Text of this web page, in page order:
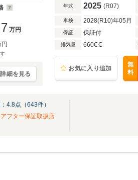
プアシスト 盗難防止装置
万円
円
詳細を見る
年式 2025 (R07)
車検 2028(R10)年05月
保証 保証付
排気量 660CC
お気に入り追加
無
料
4.8点（643件）
フター保証取扱店